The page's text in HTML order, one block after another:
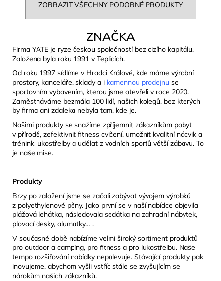
ZOBRAZIT VŠECHNY PODOBNÉ PRODUKTY
ZNAČKA
Firma YATE je ryze českou společností bez cizího kapitálu.
Založena byla roku 1991 v Teplicích.
Od roku 1997 sídlíme v Hradci Králové, kde máme výrobní
prostory, kanceláře, sklady a i kamennou prodejnu se
sportovním vybavením, kterou jsme otevřeli v roce 2020.
Zaměstnáváme bezmála 100 lidí, našich kolegů, bez kterých
by firma ani zdaleka nebyla tam, kde je.
Našimi produkty se snažíme zpříjemnit zákazníkům pobyt
v přírodě, zefektivnit fitness cvičení, umožnit kvalitní nácvik a
trénink lukostřelby a udělat z vodních sportů větší zábavu. To
je naše mise.
Produkty
Brzy po založení jsme se začali zabývat vývojem výrobků
z polyethylenové pěny. Jako první se v naší nabídce objevila
plážová lehátka, následovala sedátka na zahradní nábytek,
plovací desky, alumatky… .
V současné době nabízíme velmi široký sortiment produktů
pro outdoor a camping, pro fitness a pro lukostřelbu. Naše
tempo rozšiřování nabídky nepolevuje. Stávající produkty pak
inovujeme, abychom vyšli vstříc stále se zvyšujícím se
nárokům našich zákazníků.